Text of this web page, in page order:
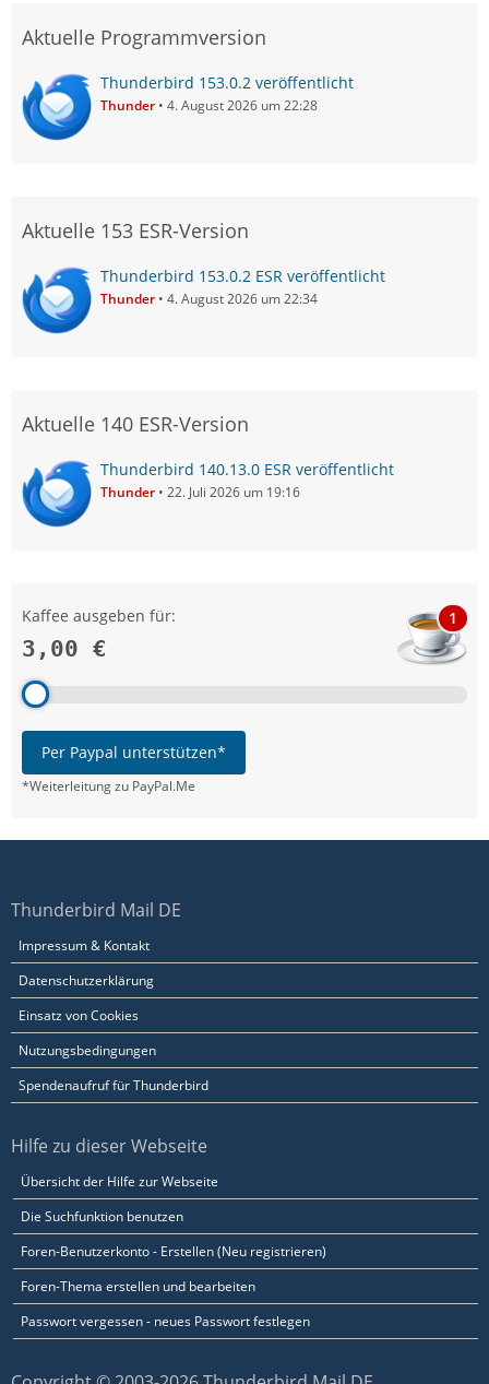
Aktuelle Programmversion
Thunderbird 153.0.2 veröffentlicht
Thunder 4. August 2026 um 22:28
Aktuelle 153 ESR-Version
Thunderbird 153.0.2 ESR veröffentlicht
Thunder 4. August 2026 um 22:34
Aktuelle 140 ESR-Version
Thunderbird 140.13.0 ESR veröffentlicht
Thunder 22. Juli 2026 um 19:16
Kaffee ausgeben für:
3,00 €
1
Per Paypal unterstützen*
*Weiterleitung zu PayPal.Me
Thunderbird Mail DE
Impressum & Kontakt
Datenschutzerklärung
Einsatz von Cookies
Nutzungsbedingungen
Spendenaufruf für Thunderbird
Hilfe zu dieser Webseite
Übersicht der Hilfe zur Webseite
Die Suchfunktion benutzen
Foren-Benutzerkonto - Erstellen (Neu registrieren)
Foren-Thema erstellen und bearbeiten
Passwort vergessen - neues Passwort festlegen